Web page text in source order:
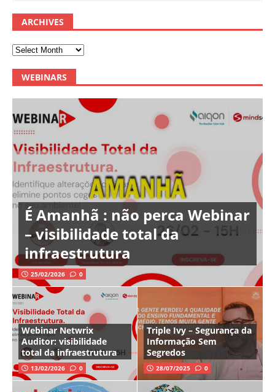
ARCHIVES
WEBINARS
É Amanhã : não perca Webinar
– visibilidade total da
infraestrutura
25/02/2026 0
Webinar Netwrix
Auditor: visibilidade
total da infraestrutura
13/02/2026 0
Triple Ivy – Segurança da
Informação Sem
Segredos
28/07/2025 0